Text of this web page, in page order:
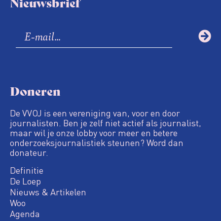
Doneren
De VVOJ is een vereniging van, voor en door
journalisten. Ben je zelf niet actief als journalist,
maar wil je onze lobby voor meer en betere
onderzoeksjournalistiek steunen? Word dan
donateur.
Definitie
De Loep
Nieuws & Artikelen
Woo
Agenda